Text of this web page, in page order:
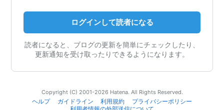
ログインして読者になる
読者になると、ブログの更新を簡単にチェックしたり、
更新通知を受け取ったりできるようになります。
Copyright (C) 2001-2026 Hatena. All Rights Reserved.
ヘルプ
ガイドライン 利用規約
プライバシーポリシー